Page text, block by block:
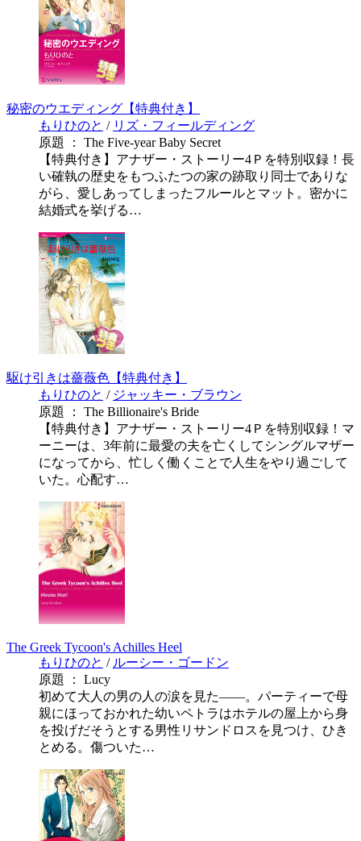
秘密のウエディング【特典付き】
もりひのと / リズ・フィールディング
原題 ： The Five-year Baby Secret
【特典付き】アナザー・ストーリー4Ｐを特別収録！長
い確執の歴史をもつふたつの家の跡取り同士でありな
がら、愛しあってしまったフルールとマット。密かに
結婚式を挙げる…
駆け引きは薔薇色【特典付き】
もりひのと / ジャッキー・ブラウン
原題 ： The Billionaire's Bride
【特典付き】アナザー・ストーリー4Ｐを特別収録！マ
ーニーは、3年前に最愛の夫を亡くしてシングルマザー
になってから、忙しく働くことで人生をやり過ごして
いた。心配す…
The Greek Tycoon's Achilles Heel
もりひのと / ルーシー・ゴードン
原題 ： Lucy
初めて大人の男の人の涙を見た――。パーティーで母
親にほっておかれた幼いペトラはホテルの屋上から身
を投げだそうとする男性リサンドロスを見つけ、ひき
とめる。傷ついた…